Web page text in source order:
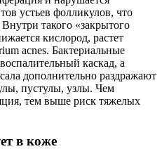
устьев фолликулов, что
такого «закрытого
кислород, растет
acnes. Бактериальные
каскад, а
дополнительно раздражают
пустулы, узлы. Чем
тем выше риск тяжелых
в коже